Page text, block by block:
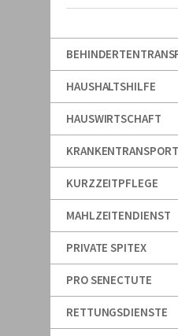
HAUSHALTSHILFE
HAUSWIRTSCHAFT
KRANKENTRANSPORT
KURZZEITPFLEGE
MAHLZEITENDIENST
PRIVATE SPITEX
PRO SENECTUTE
RETTUNGSDIENSTE